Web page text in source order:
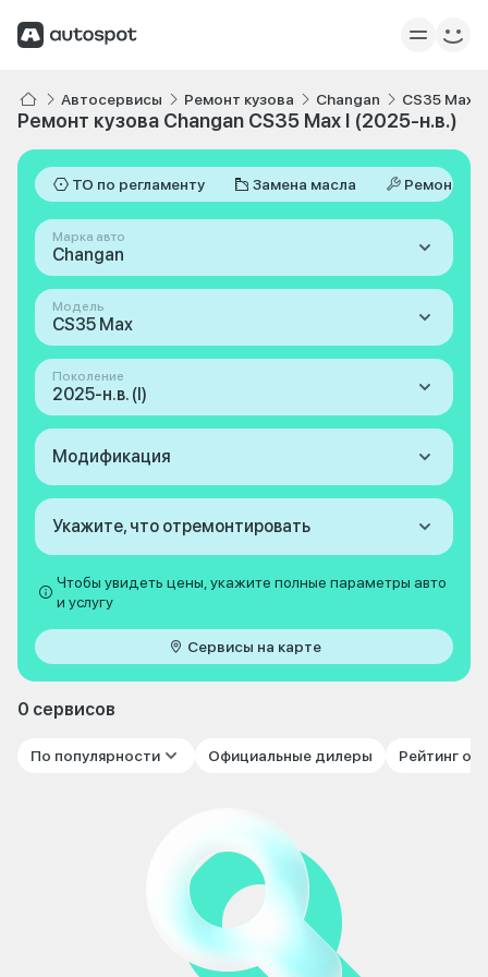
Автосервисы Ремонт кузова Changan CS35 Max
Ремонт кузова Changan CS35 Max I (2025-н.в.)
ТО по регламенту Замена масла Ремонт
Марка авто
Changan
Модель
CS35 Max
Поколение
2025-н.в. (I)
Модификация
Укажите, что отремонтировать
Чтобы увидеть цены, укажите полные параметры авто
и услугу
Сервисы на карте
0 сервисов
По популярности Официальные дилеры Рейтинг